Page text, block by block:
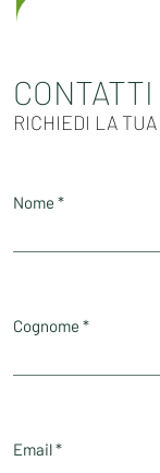
CONTATTI
RICHIEDI LA TUA
Nome *
Cognome *
Email *